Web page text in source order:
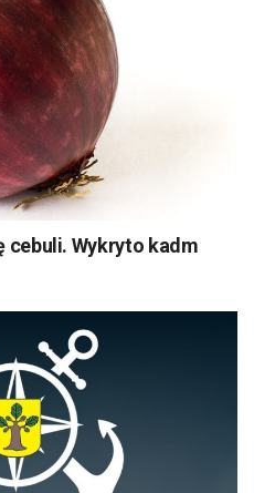
cebuli. Wykryto kadm